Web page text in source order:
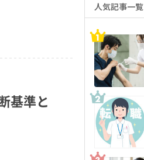
基準と
人気記事一覧